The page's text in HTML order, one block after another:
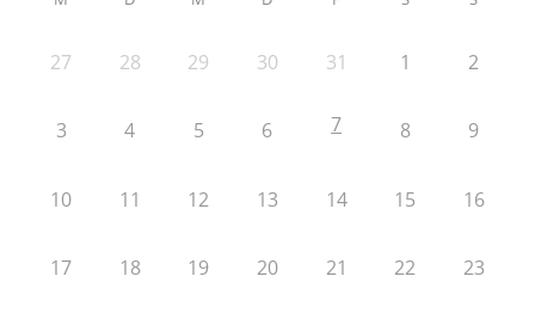
27 28 29 30 31 1 2
3 4 5 6 7 8 9
10 11 12 13 14 15 16
17 18 19 20 21 22 23